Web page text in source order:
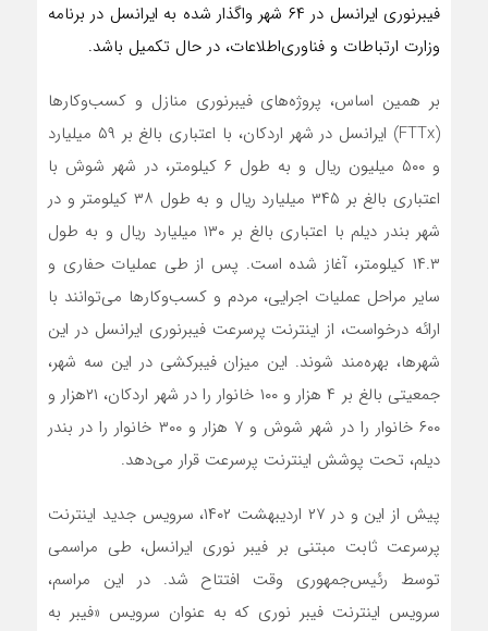
فیبرنوری ایرانسل در ۶۴ شهر واگذار شده به ایرانسل در برنامه
وزارت ارتباطات و فناوری‌اطلاعات، در حال تکمیل باشد.
بر همین اساس، پروژه‌های فیبرنوری منازل و کسب‌وکارها
(FTTx) ایرانسل در شهر اردکان، با اعتباری بالغ بر ۵۹ میلیارد
و ۵۰۰ میلیون ریال و به طول ۶ کیلومتر، در شهر شوش با
اعتباری بالغ بر ۳۴۵ میلیارد ریال و به طول ۳۸ کیلومتر و در
شهر بندر دیلم با اعتباری بالغ بر ۱۳۰ میلیارد ریال و به طول
۱۴.۳ کیلومتر، آغاز شده است. پس از طی عملیات حفاری و
سایر مراحل عملیات اجرایی، مردم و کسب‌وکارها می‌توانند با
ارائه درخواست، از اینترنت پرسرعت فیبرنوری ایرانسل در این
شهرها، بهره‌مند شوند. این میزان فیبرکشی در این سه شهر،
جمعیتی بالغ بر ۴ هزار و ۱۰۰ خانوار را در شهر اردکان، ۲۱هزار و
۶۰۰ خانوار را در شهر شوش و ۷ هزار و ۳۰۰ خانوار را در بندر
دیلم، تحت پوشش اینترنت پرسرعت قرار می‌دهد.
پیش از این و در ۲۷ اردیبهشت ۱۴۰۲، سرویس جدید اینترنت
پرسرعت ثابت مبتنی بر فیبر نوری ایرانسل، طی مراسمی
توسط رئیس‌جمهوری وقت افتتاح شد. در این مراسم،
سرویس اینترنت فیبر نوری که به عنوان سرویس «فیبر به